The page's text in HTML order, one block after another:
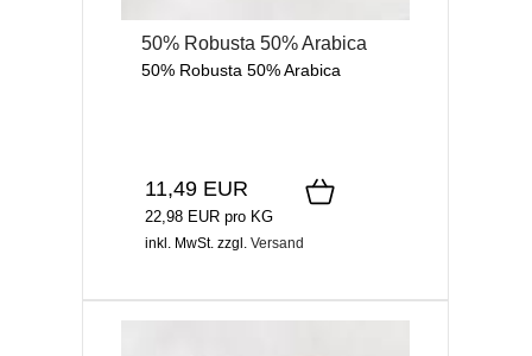
50% Robusta 50% Arabica
50% Robusta 50% Arabica
11,49 EUR
22,98 EUR pro KG
inkl. MwSt. zzgl. Versand